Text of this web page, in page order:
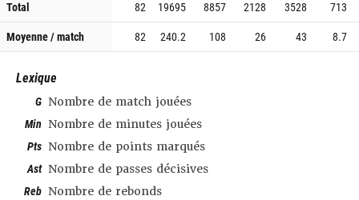
Total 82 19695 8857 2128 3528
713
Moyenne / match
82 240.2 108 26 43 8.7
Lexique
G Nombre de match jouées
Min Nombre de minutes jouées
Pts Nombre de points marqués
Ast Nombre de passes décisives
Reb Nombre de rebonds